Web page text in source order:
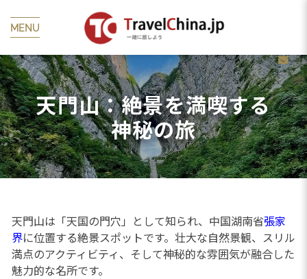
MENU
天門山：絶景を満喫する
神秘の旅
天門山は「天国の門穴」として知られ、中国湖南省張家
界に位置する絶景スポットです。壮大な自然景観、スリル
満点のアクティビティ、そして神秘的な雰囲気が融合した
魅力的な名所です。